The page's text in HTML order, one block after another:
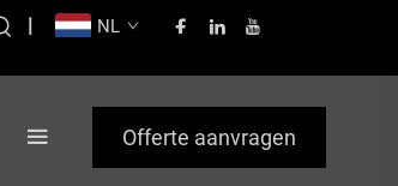
| NL
Offerte aanvragen